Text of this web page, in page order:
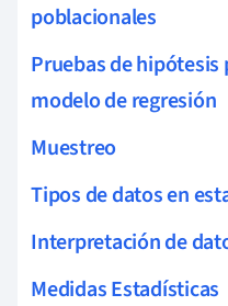
poblacionales
Pruebas de hipótesis
modelo de regresión
Muestreo
Tipos de datos en
Interpretación de
Medidas Estadísticas